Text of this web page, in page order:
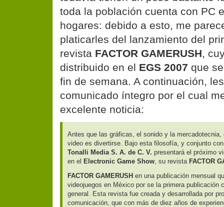
toda la población cuenta con PC
hogares: debido a esto, me
platicarles del lanzamiento del
revista FACTOR GAMERUSH,
distribuido en el EGS 2007 que
fin de semana. A continuación,
comunicado íntegro por el cual
excelente noticia:
Antes que las gráficas, el sonido y la mercadotecnia,
video es divertirse. Bajo esta filosofía, y conjunto
Tonalli Media S. A. de C. V. presentará el próximo
en el Electronic Game Show , su revista FACTOR
FACTOR GAMERUSH en una publicación mensual
videojuegos en México por se la primera publicación
general. Esta revista fue creada y desarrollada por
comunicación, que con más de diez años de